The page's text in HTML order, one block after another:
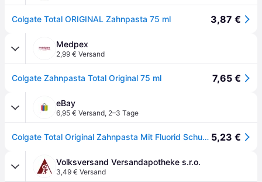
Colgate Total ORIGINAL Zahnpasta 75 ml 3,87 €
Medpex
2,99 € Versand
Colgate Zahnpasta Total Original 75 ml 7,65 €
eBay
6,95 € Versand, 2–3 Tage
Colgate Total Original Zahnpasta Mit Fluorid Schutz Vor Bakterien 75ml 5,23 €
Volksversand Versandapotheke s.r.o.
3,49 € Versand